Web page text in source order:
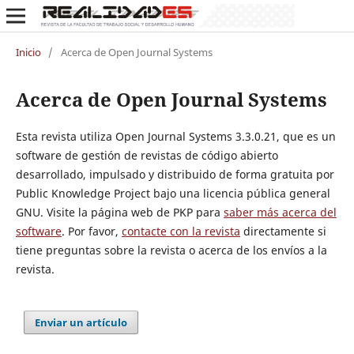
Inicio / Acerca de Open Journal Systems
Acerca de Open Journal Systems
Esta revista utiliza Open Journal Systems 3.3.0.21, que es un
software de gestión de revistas de código abierto
desarrollado, impulsado y distribuido de forma gratuita por
Public Knowledge Project bajo una licencia pública general
GNU. Visite la página web de PKP para saber más acerca del
software. Por favor, contacte con la revista directamente si
tiene preguntas sobre la revista o acerca de los envíos a la
revista.
Enviar un artículo